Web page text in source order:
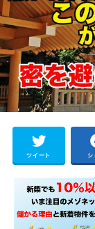
ツイート シ